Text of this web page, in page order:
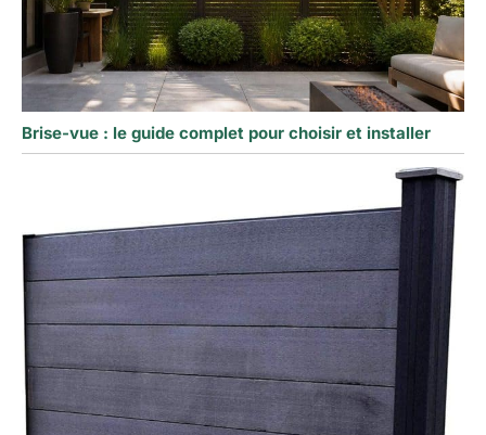
Brise-vue : le guide complet pour choisir et installer